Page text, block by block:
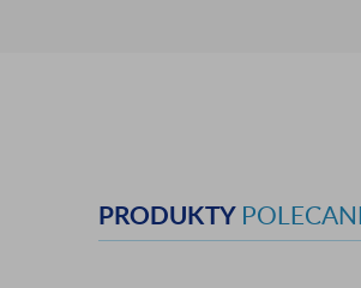
PRODUKTY